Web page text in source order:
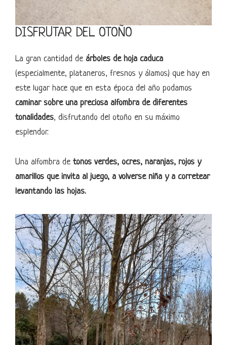
DISFRUTAR DEL OTOÑO
La gran cantidad de árboles de hoja caduca
(especialmente, plataneros, fresnos y álamos) que hay en
este lugar hace que en esta época del año podamos
caminar sobre una preciosa alfombra de diferentes
tonalidades, disfrutando del otoño en su máximo
esplendor.
Una alfombra de tonos verdes, ocres, naranjas, rojos y
amarillos que invita al juego, a volverse niña y a corretear
levantando las hojas.